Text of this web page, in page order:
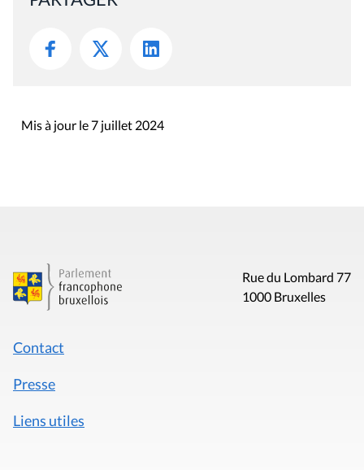
Mis à jour le 7 juillet 2024
Rue du Lombard 77
1000 Bruxelles
Contact
Presse
Liens utiles